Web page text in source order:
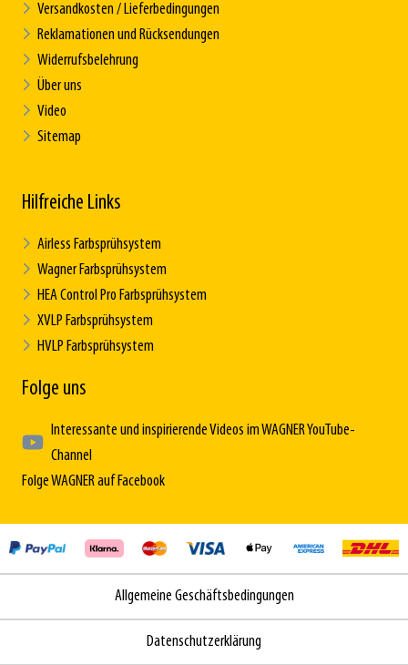
Versandkosten / Lieferbedingungen
Reklamationen und Rücksendungen
Widerrufsbelehrung
Über uns
Video
Sitemap
Hilfreiche Links
Airless Farbsprühsystem
Wagner Farbsprühsystem
HEA Control Pro Farbsprühsystem
XVLP Farbsprühsystem
HVLP Farbsprühsystem
Folge uns
Interessante und inspirierende Videos im WAGNER YouTube-
Channel
Folge WAGNER auf Facebook
Allgemeine Geschäftsbedingungen
Datenschutzerklärung